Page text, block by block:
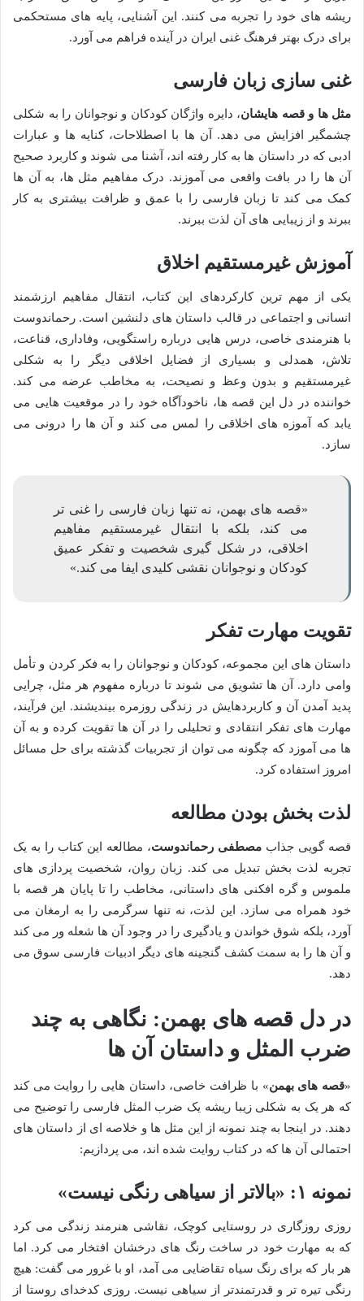
ریشه های خود را تجربه می کنند. این آشنایی، پایه های مستحکمی
برای درک بهتر فرهنگ غنی ایران در آینده فراهم می آورد.
غنی سازی زبان فارسی
مثل ها و قصه هایشان، دایره واژگان کودکان و نوجوانان را به شکلی
چشمگیر افزایش می دهد. آن ها با اصطلاحات، کنایه ها و عبارات
ادبی که در داستان ها به کار رفته اند، آشنا می شوند و کاربرد صحیح
آن ها را در بافت واقعی می آموزند. درک مفاهیم مثل ها، به آن ها
کمک می کند تا زبان فارسی را با عمق و ظرافت بیشتری به کار
ببرند و از زیبایی های آن لذت ببرند.
آموزش غیرمستقیم اخلاق
یکی از مهم ترین کارکردهای این کتاب، انتقال مفاهیم ارزشمند
انسانی و اجتماعی در قالب داستان های دلنشین است. رحماندوست
با هنرمندی خاصی، درس هایی درباره راستگویی، وفاداری، قناعت،
تلاش، همدلی و بسیاری از فضایل اخلاقی دیگر را به شکلی
غیرمستقیم و بدون وعظ و نصیحت، به مخاطب عرضه می کند.
خواننده در دل این قصه ها، ناخودآگاه خود را در موقعیت هایی می
یابد که آموزه های اخلاقی را لمس می کند و آن ها را درونی می
سازد.
«قصه های بهمن، نه تنها زبان فارسی را غنی تر
می کند، بلکه با انتقال غیرمستقیم مفاهیم
اخلاقی، در شکل گیری شخصیت و تفکر عمیق
کودکان و نوجوانان نقشی کلیدی ایفا می کند.»
تقویت مهارت تفکر
داستان های این مجموعه، کودکان و نوجوانان را به فکر کردن و تأمل
وامی دارد. آن ها تشویق می شوند تا درباره مفهوم هر مثل، چرایی
پدید آمدن آن و کاربردهایش در زندگی روزمره بیندیشند. این فرآیند،
مهارت های تفکر انتقادی و تحلیلی را در آن ها تقویت کرده و به آن
ها می آموزد که چگونه می توان از تجربیات گذشته برای حل مسائل
امروز استفاده کرد.
لذت بخش بودن مطالعه
قصه گویی جذاب مصطفی رحماندوست، مطالعه این کتاب را به یک
تجربه لذت بخش تبدیل می کند. زبان روان، شخصیت پردازی های
ملموس و گره افکنی های داستانی، مخاطب را تا پایان هر قصه با
خود همراه می سازد. این لذت، نه تنها سرگرمی را به ارمغان می
آورد، بلکه شوق خواندن و یادگیری را در وجود آن ها شعله ور می کند
و آن ها را به سمت کشف گنجینه های دیگر ادبیات فارسی سوق می
دهد.
در دل قصه های بهمن: نگاهی به چند
ضرب المثل و داستان آن ها
«قصه های بهمن» با ظرافت خاصی، داستان هایی را روایت می کند
که هر یک به شکلی زیبا ریشه یک ضرب المثل فارسی را توضیح می
دهند. در اینجا به چند نمونه از این مثل ها و خلاصه ای از داستان های
احتمالی آن ها که در کتاب روایت شده اند، می پردازیم:
نمونه ۱: «بالاتر از سیاهی رنگی نیست»
روزی روزگاری در روستایی کوچک، نقاشی هنرمند زندگی می کرد
که به مهارت خود در ساخت رنگ های درخشان افتخار می کرد. اما
هر بار که برای رنگ سیاه تقاضایی می آمد، او با غرور می گفت: هیچ
رنگی تیره تر و قدرتمندتر از سیاهی نیست. روزی کدخدای روستا از